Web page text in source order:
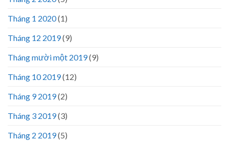
Tháng 1 2020(1)
Tháng 12 2019(9)
Tháng mười một 2019(9)
Tháng 10 2019(12)
Tháng 9 2019(2)
Tháng 3 2019(3)
Tháng 2 2019(5)